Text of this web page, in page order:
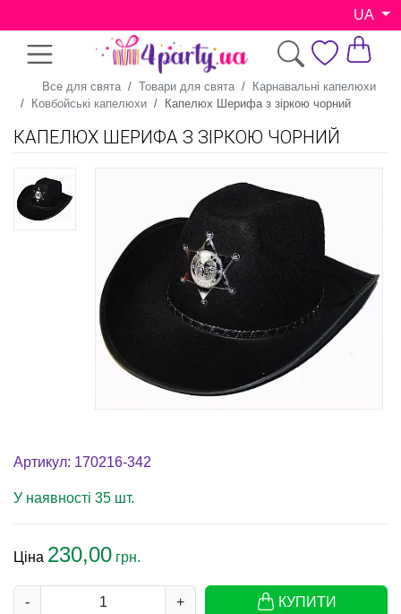
UA
Все для свята Товари для свята
Карнавальні капелюхи
Ковбойські капелюхи
Капелюх Шерифа з зіркою чорний
КАПЕЛЮХ ШЕРИФА З ЗІРКОЮ ЧОРНИЙ
Артикул: 170216-342
У наявності 35 шт.
Ціна 230,00 грн.
- + КУПИТИ